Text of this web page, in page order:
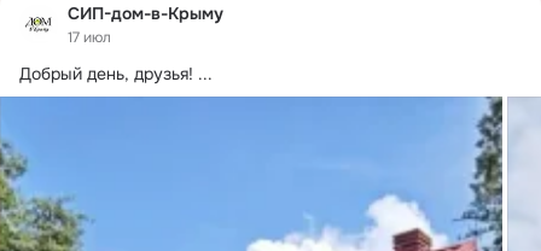
СИП-дом-в-Крыму
17 июл
Добрый день, друзья! ...